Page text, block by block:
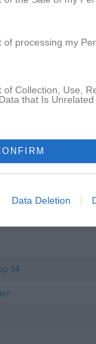
of processing my
of Collection, Use,
that Is
Data Deletion
14